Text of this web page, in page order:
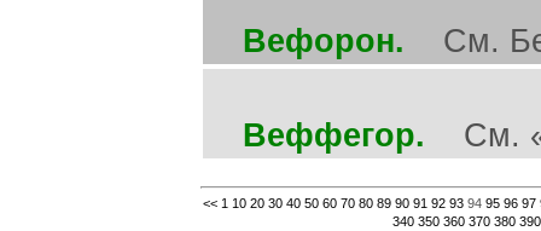
Вефорон. См.
Веффегор. См.
<< 1 10 20 30 40 50 60 70 80 89 90 91 92 9394 95 96 97
340 350 360 370 380 390